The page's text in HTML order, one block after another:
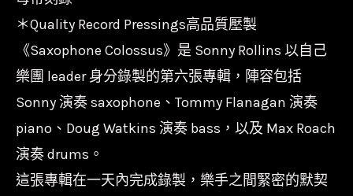
＊Quality Record Pressings高品質壓製
《Saxophone Colossus》是 Sonny Rollins 以自己
樂團 leader 身分錄製的第六張專輯，陣容包括
Sonny 演奏 saxophone、Tommy Flanagan 演奏
piano、Doug Watkins 演奏 bass，以及 Max Roach
演奏 drums。
這張專輯在一天內完成錄製，樂手之間緊密的默契